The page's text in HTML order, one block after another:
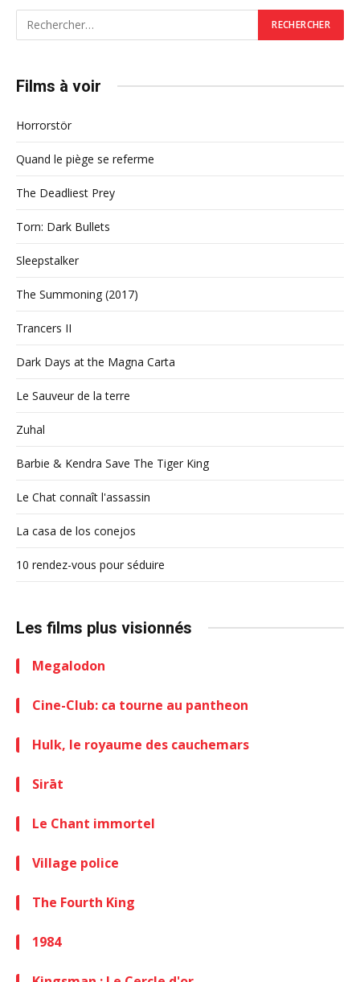
Films à voir
Horrorstör
Quand le piège se referme
The Deadliest Prey
Torn: Dark Bullets
Sleepstalker
The Summoning (2017)
Trancers II
Dark Days at the Magna Carta
Le Sauveur de la terre
Zuhal
Barbie & Kendra Save The Tiger King
Le Chat connaît l'assassin
La casa de los conejos
10 rendez-vous pour séduire
Les films plus visionnés
Megalodon
Cine-Club: ca tourne au pantheon
Hulk, le royaume des cauchemars
Sirāt
Le Chant immortel
Village police
The Fourth King
1984